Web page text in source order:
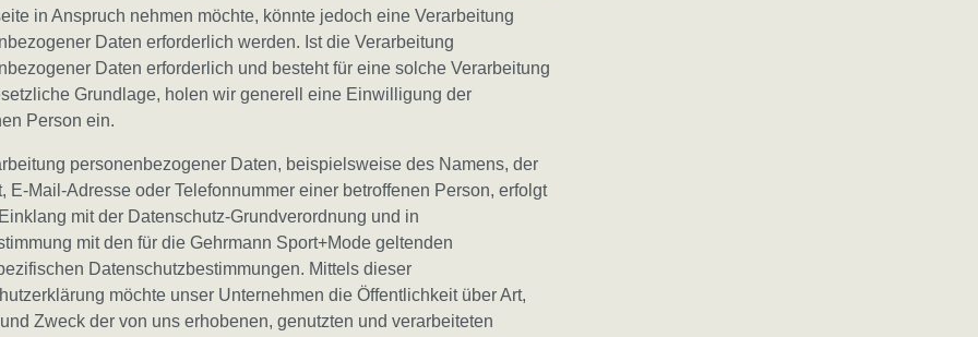
in Anspruch nehmen möchte, könnte jedoch eine Verarbeitung
Daten erforderlich werden. Ist die Verarbeitung
Daten erforderlich und besteht für eine solche Verarbeitung
Grundlage, holen wir generell eine Einwilligung der
Person ein.
personenbezogener Daten, beispielsweise des Namens, der
E-Mail-Adresse oder Telefonnummer einer betroffenen Person, erfolgt
mit der Datenschutz-Grundverordnung und in
mit den für die Gehrmann Sport+Mode geltenden
Datenschutzbestimmungen. Mittels dieser
möchte unser Unternehmen die Öffentlichkeit über Art,
Zweck der von uns erhobenen, genutzten und verarbeiteten